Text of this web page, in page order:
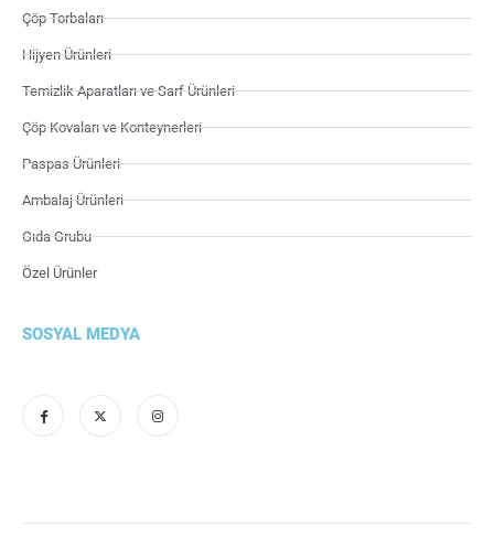
Çöp Torbaları
Hijyen Ürünleri
Temizlik Aparatları ve Sarf Ürünleri
Çöp Kovaları ve Konteynerleri
Paspas Ürünleri
Ambalaj Ürünleri
Gıda Grubu
Özel Ürünler
SOSYAL MEDYA